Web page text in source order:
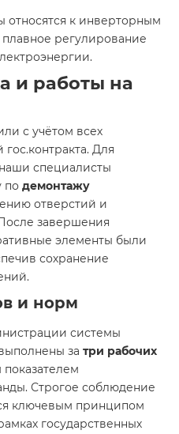
относятся к инверторным
регулирование
и работы на
с учётом всех
Для
специалисты
по демонтажу
отверстий и
завершения
элементы были
сохранение
и норм
системы
за три рабочих
показателем
Строгое соблюдение
ключевым принципом
государственных